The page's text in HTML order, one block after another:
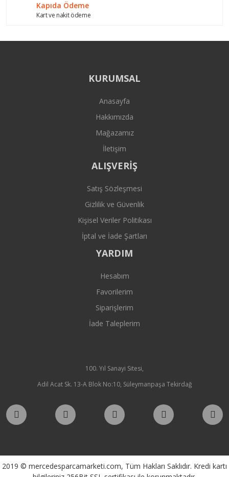
Kapıda Ödeme
Kart ve nakit ödeme
KURUMSAL
Anasayfa
Hakkımızda
Mağazamız
İletişim
ALIŞVERİŞ
Satış Sözleşmesi
Gizlilik ve Güvenlik
Kişisel Veriler Politikası
İptal ve İade Şartları
YARDIM
Hesabım
Favorilerim
Siparişlerim
İade Taleplerim
100. Yıl Sanayi Sitesi,
Adil Acat Sk. 13-A Blok No:10, Süleymanpaşa Tekirdağ
2019 © mercedesparcamarketi.com, Tüm Hakları Saklıdır. Kredi kartı